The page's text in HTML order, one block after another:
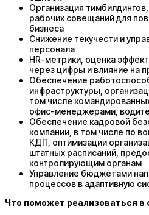
Организация
рабочих совещаний для
бизнеса
Снижение текучести и
персонала
HR-метрики, оценка
через цифры и влияние на
Обеспечение
инфраструктуры,
том числе
офис-менеджерами,
Обеспечение кадровой
компании, в том числе по
КДП, оптимизации
штатных расписаний,
контролирующим органам
Управление бюджетами
процессов в адаптивную
Что поможет реализоваться в